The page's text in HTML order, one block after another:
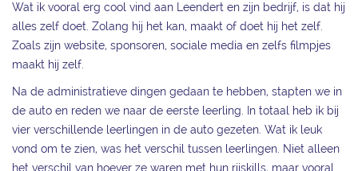
Wat ik vooral erg cool vind aan Leendert en zijn bedrijf, is dat hij
alles zelf doet. Zolang hij het kan, maakt of doet hij het zelf.
Zoals zijn website, sponsoren, sociale media en zelfs filmpjes
maakt hij zelf.
Na de administratieve dingen gedaan te hebben, stapten we in
de auto en reden we naar de eerste leerling. In totaal heb ik bij
vier verschillende leerlingen in de auto gezeten. Wat ik leuk
vond om te zien, was het verschil tussen leerlingen. Niet alleen
het verschil van hoever ze waren met hun rijskills, maar vooral